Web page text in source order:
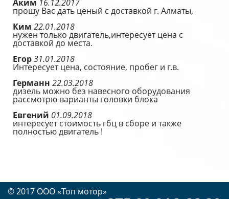
Аким 16.12.2017
прошу Вас дать ценый с доставкой г. Алматы,
Ким 22.01.2018
нужен только двигатель,интересует цена с
доставкой до места.
Егор31.01.2018
Интересует цена, состояние, пробег и г.в.
Германн 22.03.2018
дизель можно без навесного оборудования
рассмотрю варианты головки блока
Евгений 01.09.2018
интересует стоимость гбц в сборе и также
полностью двигатель !
© 2017 OOO «Топ мотор»